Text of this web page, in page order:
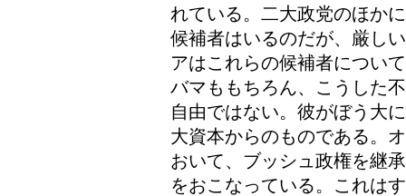
れている。二大政党のほか
候補者はいるのだが、厳し
アはこれらの候補者につい
バマももちろん、こうした
自由ではない。彼がぼう大
大資本からのものである。
おいて、ブッシュ政権を継
をおこなっている。これは